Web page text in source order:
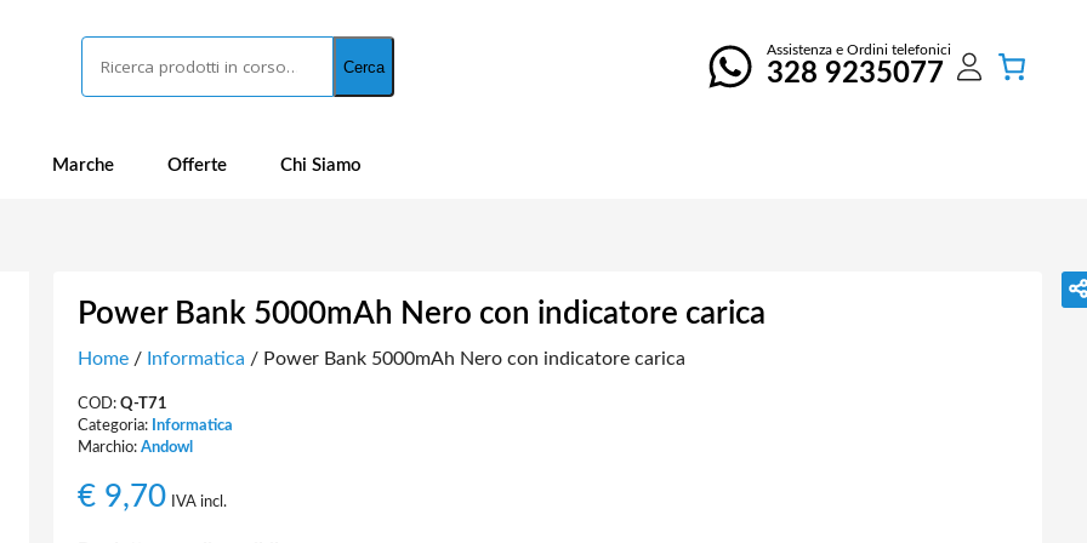
Cerca
Assistenza e Ordini telefonici
328 9235077
Marche Offerte Chi Siamo
Power Bank 5000mAh Nero con indicatore carica
Home/ Informatica / Power Bank 5000mAh Nero con indicatore carica
COD: Q-T71
Categoria: Informatica
Marchio: Andowl
€9,70 IVA incl.